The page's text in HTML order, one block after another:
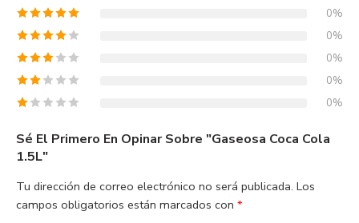
0%
0%
0%
0%
0%
Sé El Primero En Opinar Sobre "Gaseosa Coca Cola
1.5L"
Tu dirección de correo electrónico no será publicada. Los
campos obligatorios están marcados con *